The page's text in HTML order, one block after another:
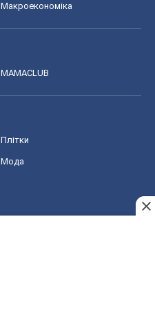
Макроекономіка
MAMACLUB
Плітки
Мода